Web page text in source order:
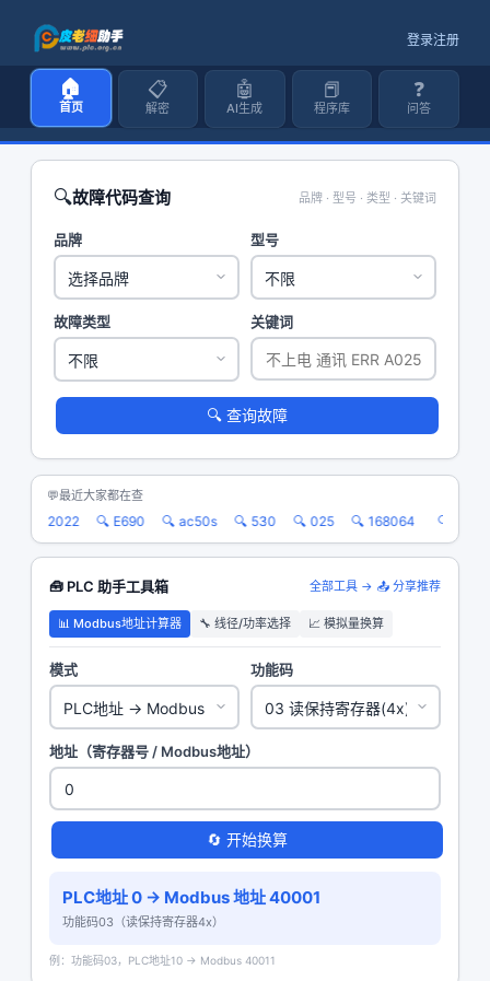
登录注册
🏠
首页
📋
解密
🤖
AI生成
📕
程序库
❓
问答
🔍故障代码查询 品牌 · 型号 · 类型 · 关键词
品牌 型号
故障类型 关键词
🔍 查询故障
💬最近大家都在查
🔍 0x2022 🔍 E690 🔍 ac50s 🔍 530 🔍 025 🔍 168064 🔍 9008
🧰 PLC 助手工具箱 全部工具 → 📤 分享推荐
📊 Modbus地址计算器 🔧 线径/功率选择 📈 模拟量换算
模式 功能码
地址（寄存器号 / Modbus地址）
🔄 开始换算
PLC地址 0 → Modbus 地址40001
功能码03（读保持寄存器4x）
例：功能码03，PLC地址10 → Modbus 40011